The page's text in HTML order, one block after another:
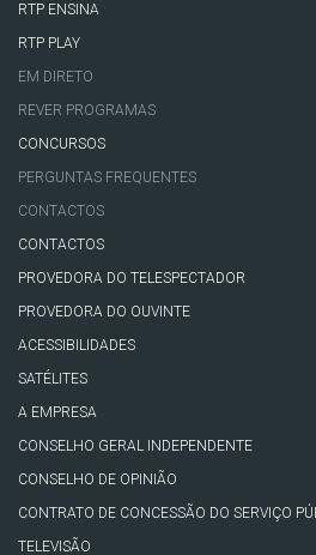
RTP ENSINA
RTP PLAY
EM DIRETO
REVER PROGRAMAS
CONCURSOS
PERGUNTAS FREQUENTES
CONTACTOS
CONTACTOS
PROVEDORA DO TELESPECTADOR
PROVEDORA DO OUVINTE
ACESSIBILIDADES
SATÉLITES
A EMPRESA
CONSELHO GERAL INDEPENDENTE
CONSELHO DE OPINIÃO
CONTRATO DE CONCESSÃO DO SERVIÇO
TELEVISÃO